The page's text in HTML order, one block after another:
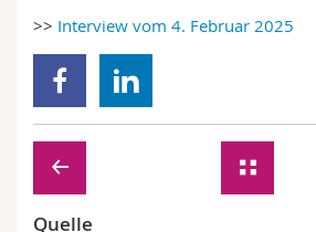
>> Interview vom 4. Februar 2025
Quelle